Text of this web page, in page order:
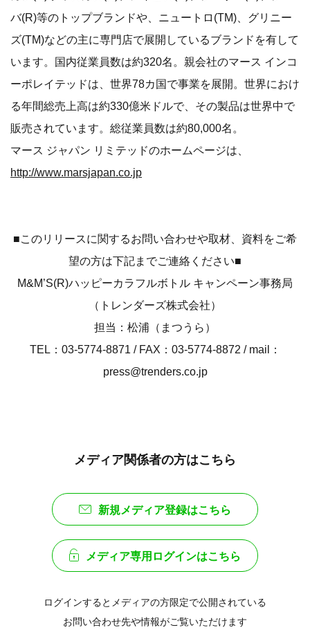
バ(R)等のトップブランドや、ニュートロ(TM)、グリニー
ズ(TM)などの主に専門店で展開しているブランドを有して
います。国内従業員数は約320名。親会社のマース インコ
ーポレイテッドは、世界78カ国で事業を展開。世界におけ
る年間総売上高は約330億米ドルで、その製品は世界中で
販売されています。総従業員数は約80,000名。
マース ジャパン リミテッドのホームページは、
http://www.marsjapan.co.jp
■このリリースに関するお問い合わせや取材、資料をご希
望の方は下記までご連絡ください■
M&M’S​​(R)ハッピーカラフルボトル キャンペーン事務局
（トレンダーズ株式会社）
担当：松浦（まつうら）
TEL：03-5774-8871 / FAX：03-5774-8872 / mail：
press@trenders.co.jp
メディア関係者の方はこちら
新規メディア登録はこちら
メディア専用ログインはこちら
ログインするとメディアの方限定で公開されている
お問い合わせ先や情報がご覧いただけます